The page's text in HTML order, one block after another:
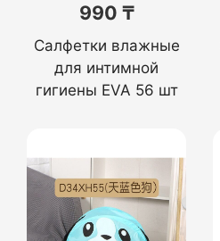
990 ₸
Салфетки влажные
для интимной
гигиены EVA 56 шт